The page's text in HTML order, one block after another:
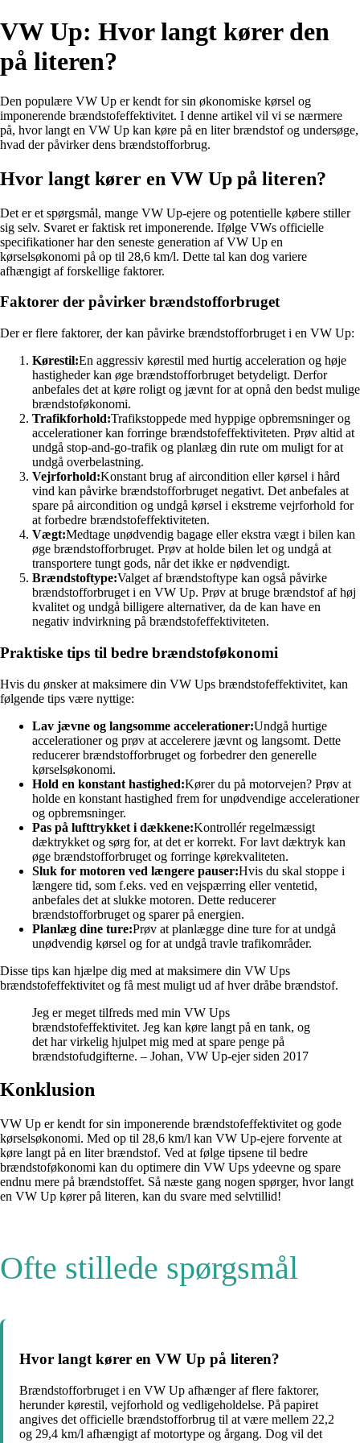
VW Up: Hvor langt kører den
på literen?
Den populære VW Up er kendt for sin økonomiske kørsel og
imponerende brændstofeffektivitet. I denne artikel vil vi se nærmere
på, hvor langt en VW Up kan køre på en liter brændstof og undersøge,
hvad der påvirker dens brændstofforbrug.
Hvor langt kører en VW Up på literen?
Det er et spørgsmål, mange VW Up-ejere og potentielle købere stiller
sig selv. Svaret er faktisk ret imponerende. Ifølge VWs officielle
specifikationer har den seneste generation af VW Up en
kørselsøkonomi på op til 28,6 km/l. Dette tal kan dog variere
afhængigt af forskellige faktorer.
Faktorer der påvirker brændstofforbruget
Der er flere faktorer, der kan påvirke brændstofforbruget i en VW Up:
Kørestil:En aggressiv kørestil med hurtig acceleration og høje
hastigheder kan øge brændstofforbruget betydeligt. Derfor
anbefales det at køre roligt og jævnt for at opnå den bedst mulige
brændstoføkonomi.
Trafikforhold:Trafikstoppede med hyppige opbremsninger og
accelerationer kan forringe brændstofeffektiviteten. Prøv altid at
undgå stop-and-go-trafik og planlæg din rute om muligt for at
undgå overbelastning.
Vejrforhold:Konstant brug af aircondition eller kørsel i hård
vind kan påvirke brændstofforbruget negativt. Det anbefales at
spare på aircondition og undgå kørsel i ekstreme vejrforhold for
at forbedre brændstofeffektiviteten.
Vægt:Medtage unødvendig bagage eller ekstra vægt i bilen kan
øge brændstofforbruget. Prøv at holde bilen let og undgå at
transportere tungt gods, når det ikke er nødvendigt.
Brændstoftype:Valget af brændstoftype kan også påvirke
brændstofforbruget i en VW Up. Prøv at bruge brændstof af høj
kvalitet og undgå billigere alternativer, da de kan have en
negativ indvirkning på brændstofeffektiviteten.
Praktiske tips til bedre brændstoføkonomi
Hvis du ønsker at maksimere din VW Ups brændstofeffektivitet, kan
følgende tips være nyttige:
Lav jævne og langsomme accelerationer:Undgå hurtige
accelerationer og prøv at accelerere jævnt og langsomt. Dette
reducerer brændstofforbruget og forbedrer den generelle
kørselsøkonomi.
Hold en konstant hastighed:Kører du på motorvejen? Prøv at
holde en konstant hastighed frem for unødvendige accelerationer
og opbremsninger.
Pas på lufttrykket i dækkene:Kontrollér regelmæssigt
dæktrykket og sørg for, at det er korrekt. For lavt dæktryk kan
øge brændstofforbruget og forringe kørekvaliteten.
Sluk for motoren ved længere pauser:Hvis du skal stoppe i
længere tid, som f.eks. ved en vejspærring eller ventetid,
anbefales det at slukke motoren. Dette reducerer
brændstofforbruget og sparer på energien.
Planlæg dine ture:Prøv at planlægge dine ture for at undgå
unødvendig kørsel og for at undgå travle trafikområder.
Disse tips kan hjælpe dig med at maksimere din VW Ups
brændstofeffektivitet og få mest muligt ud af hver dråbe brændstof.
Jeg er meget tilfreds med min VW Ups
brændstofeffektivitet. Jeg kan køre langt på en tank, og
det har virkelig hjulpet mig med at spare penge på
brændstofudgifterne. – Johan, VW Up-ejer siden 2017
Konklusion
VW Up er kendt for sin imponerende brændstofeffektivitet og gode
kørselsøkonomi. Med op til 28,6 km/l kan VW Up-ejere forvente at
køre langt på en liter brændstof. Ved at følge tipsene til bedre
brændstoføkonomi kan du optimere din VW Ups ydeevne og spare
endnu mere på brændstoffet. Så næste gang nogen spørger, hvor langt
en VW Up kører på literen, kan du svare med selvtillid!
Ofte stillede spørgsmål
Hvor langt kører en VW Up på literen?
Brændstofforbruget i en VW Up afhænger af flere faktorer,
herunder kørestil, vejforhold og vedligeholdelse. På papiret
angives det officielle brændstofforbrug til at være mellem 22,2
og 29,4 km/l afhængigt af motortype og årgang. Dog vil det